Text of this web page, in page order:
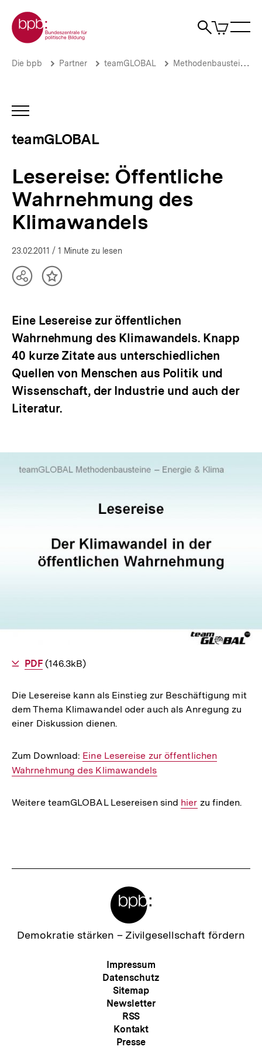
zum
Seiteninhalt
springen
Zur Startseite der bpb
Suche
Artikel
im
Lesereise:
Klimawandels
Brotkrümelnavigation
Pfadnavigation
Die bpb Partner teamGLOBAL Methodenbausteine
INHALTSNAVIGATION
teamGLOBAL
Lesereise: Öffentliche
Wahrnehmung des
Klimawandels
23.02.2011 / 1 Minute zu lesen
TeilenInhalt
Eine Lesereise zur öffentlichen
Wahrnehmung des Klimawandels. Knapp
40 kurze Zitate aus unterschiedlichen
Quellen von Menschen aus Politik und
Wissenschaft, der Industrie und auch der
Literatur.
In
Lightbox
Als
PDFherunterladen
(146.3kB)
Die Lesereise kann als Einstieg zur Beschäftigung mit
dem Thema Klimawandel oder auch als Anregung zu
einer Diskussion dienen.
Zum Download: Interner
Link:
Eine Lesereise zur öffentlichen
Wahrnehmung des Klimawandels
Weitere teamGLOBAL Lesereisen sind Interner
hier zu finden.
Zur
Demokratie stärken – Zivilgesellschaft fördern
Meta-
Navigation
Impressum
Datenschutz
Sitemap
Newsletter
RSS
Kontakt
Presse